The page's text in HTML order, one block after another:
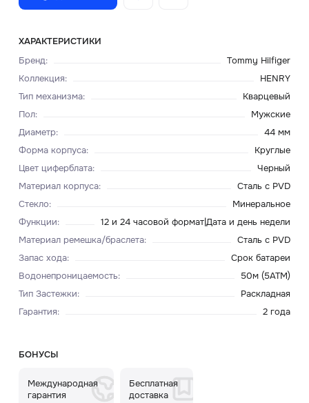
ХАРАКТЕРИСТИКИ
Бренд:
Tommy Hilfiger
Коллекция:
HENRY
Тип механизма:
Кварцевый
Пол:
Мужские
Диаметр:
44 мм
Форма корпуса:
Круглые
Цвет циферблата:
Черный
Материал корпуса:
Сталь с PVD
Стекло:
Минеральное
Функции:
12 и 24 часовой формат|Дата и день недели
Материал ремешка/браслета:
Сталь с PVD
Запас хода:
Срок батареи
Водонепроницаемость:
50м (5ATM)
Тип Застежки:
Раскладная
Гарантия: 2 года
БОНУСЫ
Международная
гарантия
Бесплатная
доставка